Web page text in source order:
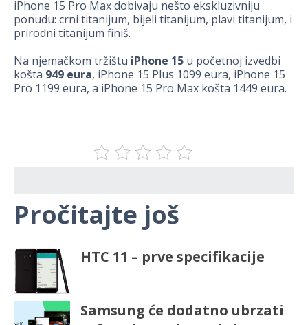
iPhone 15 Pro Max dobivaju nešto ekskluzivniju
ponudu: crni titanijum, bijeli titanijum, plavi titanijum, i
prirodni titanijum finiš.
Na njemačkom tržištu iPhone 15 u početnoj izvedbi
košta 949 eura, iPhone 15 Plus 1099 eura, iPhone 15
Pro 1199 eura, a iPhone 15 Pro Max košta 1449 eura.
Pročitajte još
HTC 11 – prve specifikacije
Samsung će dodatno ubrzati